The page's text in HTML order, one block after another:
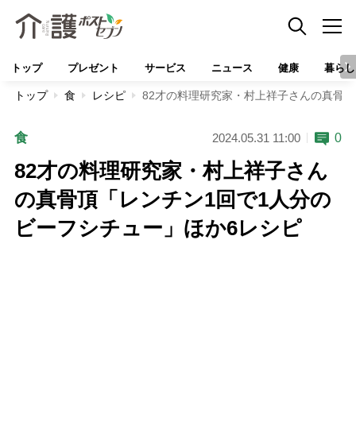
トップ プレゼント サービス ニュース 健康 暮らし
トップ 食 レシピ 82才の料理研究家・村上祥子さんの真骨
食 2024.05.31 11:00 0
82才の料理研究家・村上祥子さん
の真骨頂「レンチン1回で1人分の
ビーフシチュー」ほか6レシピ